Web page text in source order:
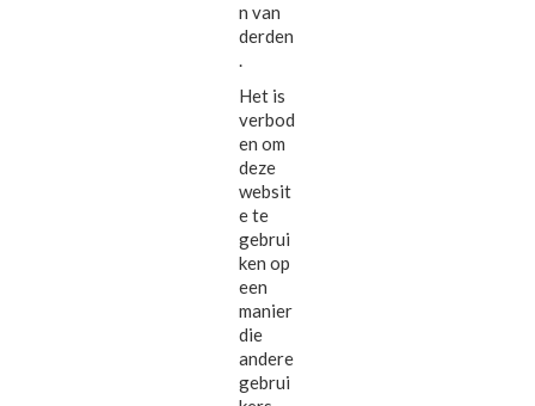
n van
derden
.
Het is
verbod
en om
deze
websit
e te
gebrui
ken op
een
manier
die
andere
gebrui